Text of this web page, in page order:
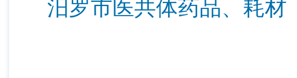
汨罗市医共体药品、耗